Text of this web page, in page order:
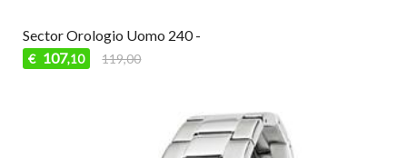
Sector Orologio Uomo 240 -
€ 107,10 119,00